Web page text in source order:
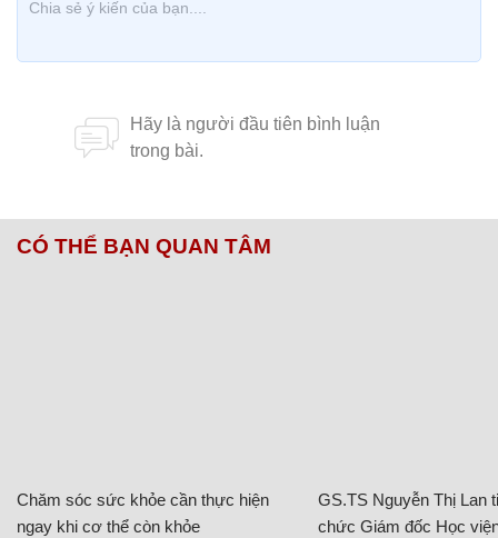
CÓ THỂ BẠN QUAN TÂM
Chăm sóc sức khỏe cần thực hiện
ngay khi cơ thể còn khỏe
GS.TS Nguyễn Thị Lan
chức Giám đốc Học